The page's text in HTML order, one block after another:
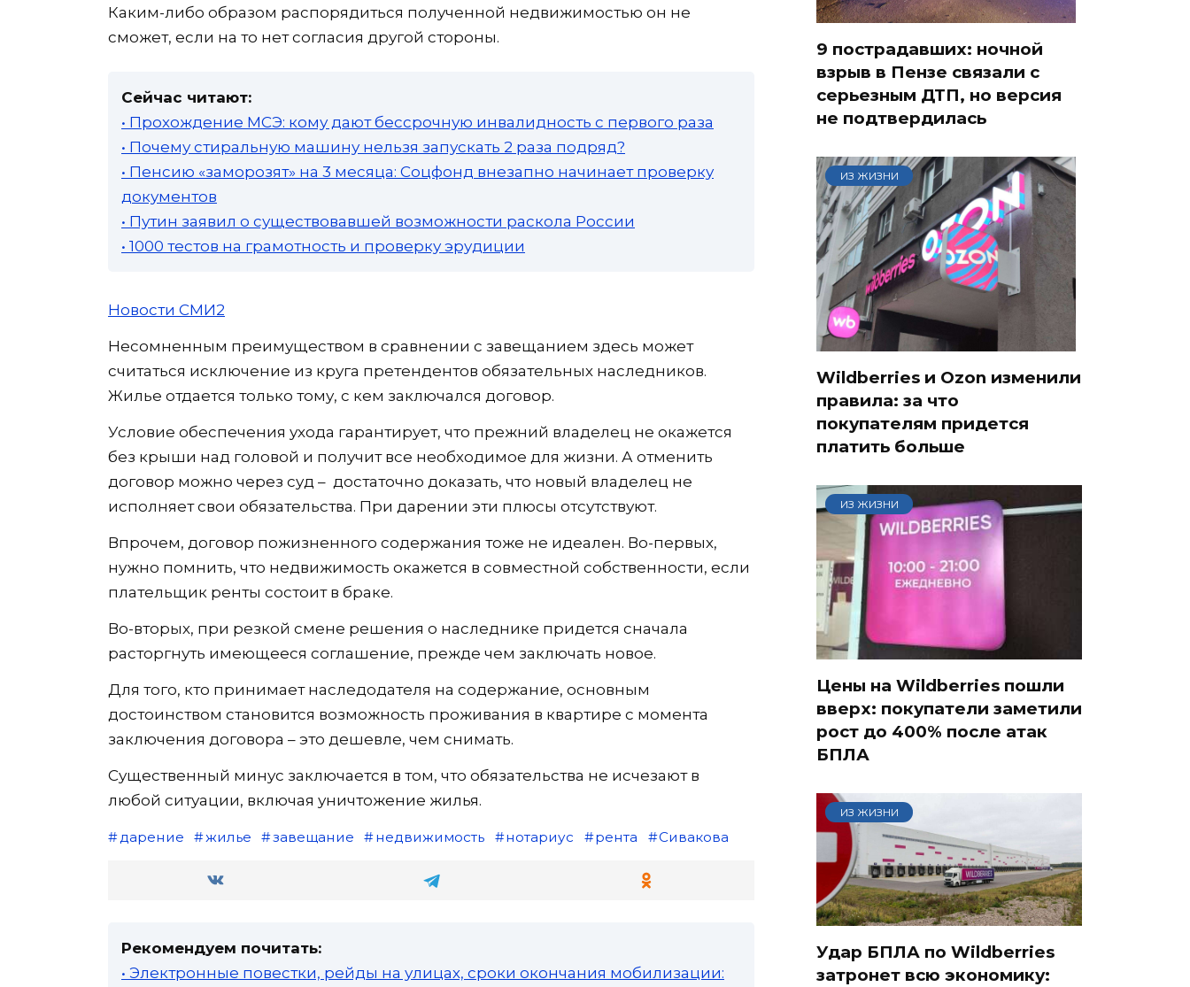
Каким-либо образом распорядиться полученной недвижимостью он не
сможет, если на то нет согласия другой стороны.
Сейчас читают:
• Прохождение МСЭ: кому дают бессрочную инвалидность с первого раза
• Почему стиральную машину нельзя запускать 2 раза подряд?
• Пенсию «заморозят» на 3 месяца: Соцфонд внезапно начинает проверку
документов
• Путин заявил о существовавшей возможности раскола России
• 1000 тестов на грамотность и проверку эрудиции
Новости СМИ2
Несомненным преимуществом в сравнении с завещанием здесь может
считаться исключение из круга претендентов обязательных наследников.
Жилье отдается только тому, с кем заключался договор.
Условие обеспечения ухода гарантирует, что прежний владелец не окажется
без крыши над головой и получит все необходимое для жизни. А отменить
договор можно через суд – достаточно доказать, что новый владелец не
исполняет свои обязательства. При дарении эти плюсы отсутствуют.
Впрочем, договор пожизненного содержания тоже не идеален. Во-первых,
нужно помнить, что недвижимость окажется в совместной собственности, если
плательщик ренты состоит в браке.
Во-вторых, при резкой смене решения о наследнике придется сначала
расторгнуть имеющееся соглашение, прежде чем заключать новое.
Для того, кто принимает наследодателя на содержание, основным
достоинством становится возможность проживания в квартире с момента
заключения договора – это дешевле, чем снимать.
Существенный минус заключается в том, что обязательства не исчезают в
любой ситуации, включая уничтожение жилья.
дарение жилье завещание недвижимость нотариус рента Сивакова
Рекомендуем почитать:
• Электронные повестки, рейды на улицах, сроки окончания мобилизации:
9 пострадавших: ночной
взрыв в Пензе связали с
серьезным ДТП, но версия
не подтвердилась
ИЗ ЖИЗНИ
Wildberries и Ozon изменили
правила: за что
покупателям придется
платить больше
ИЗ ЖИЗНИ
Цены на Wildberries пошли
вверх: покупатели заметили
рост до 400% после атак
БПЛА
ИЗ ЖИЗНИ
Удар БПЛА по Wildberries
затронет всю экономику: